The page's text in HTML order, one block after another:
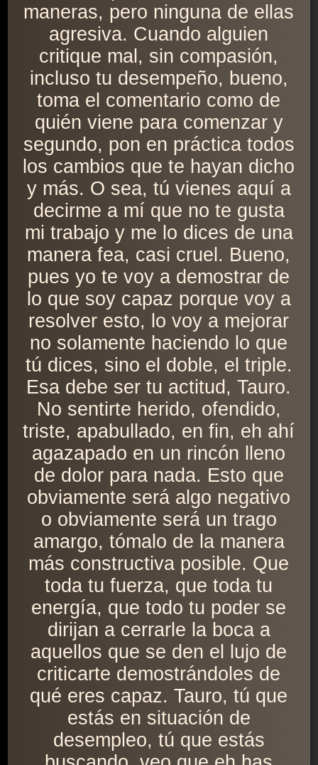
maneras, pero ninguna de ellas
agresiva. Cuando alguien
critique mal, sin compasión,
incluso tu desempeño, bueno,
toma el comentario como de
quién viene para comenzar y
segundo, pon en práctica todos
los cambios que te hayan dicho
y más. O sea, tú vienes aquí a
decirme a mí que no te gusta
mi trabajo y me lo dices de una
manera fea, casi cruel. Bueno,
pues yo te voy a demostrar de
lo que soy capaz porque voy a
resolver esto, lo voy a mejorar
no solamente haciendo lo que
tú dices, sino el doble, el triple.
Esa debe ser tu actitud, Tauro.
No sentirte herido, ofendido,
triste, apabullado, en fin, eh ahí
agazapado en un rincón lleno
de dolor para nada. Esto que
obviamente será algo negativo
o obviamente será un trago
amargo, tómalo de la manera
más constructiva posible. Que
toda tu fuerza, que toda tu
energía, que todo tu poder se
dirijan a cerrarle la boca a
aquellos que se den el lujo de
criticarte demostrándoles de
qué eres capaz. Tauro, tú que
estás en situación de
desempleo, tú que estás